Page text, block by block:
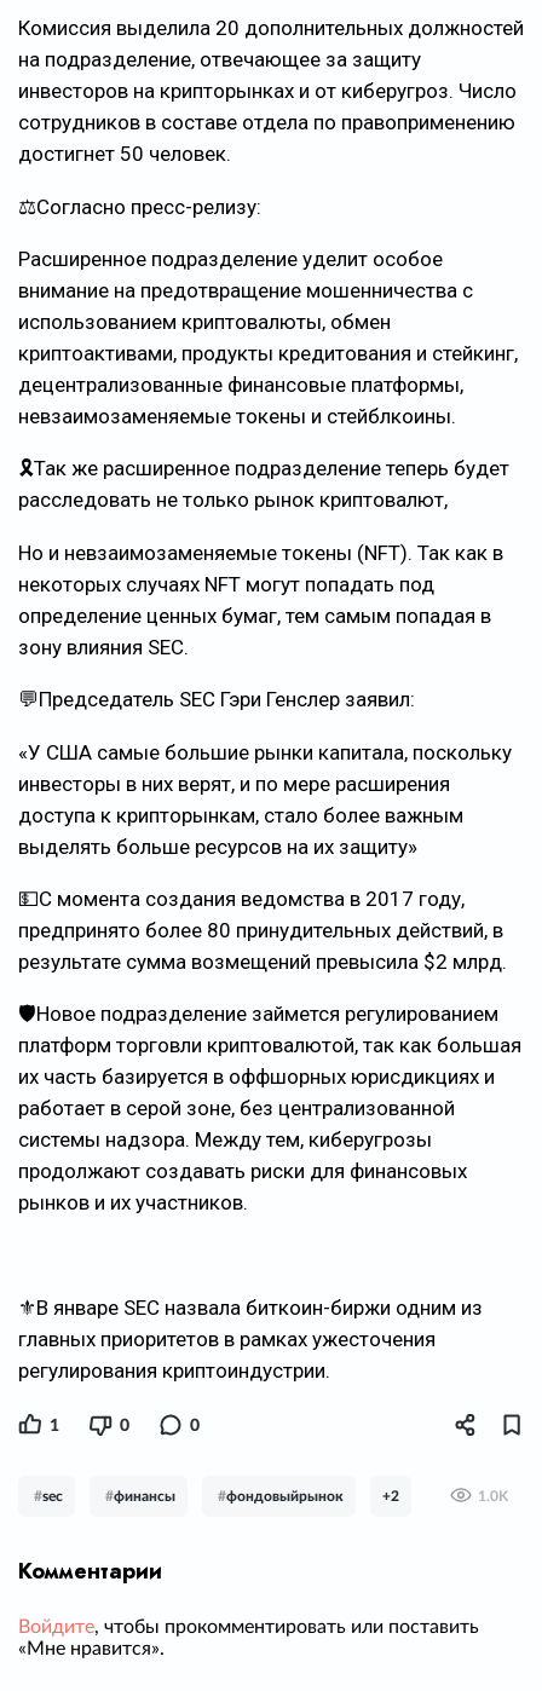
Комиссия выделила 20 дополнительных должностей
на подразделение, отвечающее за защиту
инвесторов на крипторынках и от киберугроз. Число
сотрудников в составе отдела по правоприменению
достигнет 50 человек.
⚖️Согласно пресс-релизу:
Расширенное подразделение уделит особое
внимание на предотвращение мошенничества с
использованием криптовалюты, обмен
криптоактивами, продукты кредитования и стейкинг,
децентрализованные финансовые платформы,
невзаимозаменяемые токены и стейблкоины.
🎗Так же расширенное подразделение теперь будет
расследовать не только рынок криптовалют,
Но и невзаимозаменяемые токены (NFT). Так как в
некоторых случаях NFT могут попадать под
определение ценных бумаг, тем самым попадая в
зону влияния SEC.
💬Председатель SEC Гэри Генслер заявил:
«У США самые большие рынки капитала, поскольку
инвесторы в них верят, и по мере расширения
доступа к крипторынкам, стало более важным
выделять больше ресурсов на их защиту»
💵С момента создания ведомства в 2017 году,
предпринято более 80 принудительных действий, в
результате сумма возмещений превысила $2 млрд.
🛡Новое подразделение займется регулированием
платформ торговли криптовалютой, так как большая
их часть базируется в оффшорных юрисдикциях и
работает в серой зоне, без централизованной
системы надзора. Между тем, киберугрозы
продолжают создавать риски для финансовых
рынков и их участников.
⚜️В январе SEC назвала биткоин-биржи одним из
главных приоритетов в рамках ужесточения
регулирования криптоиндустрии.
1 0 0
#sec #финансы #фондовыйрынок +2 1.0K
Комментарии
Войдите, чтобы прокомментировать или поставить
«Мне нравится».